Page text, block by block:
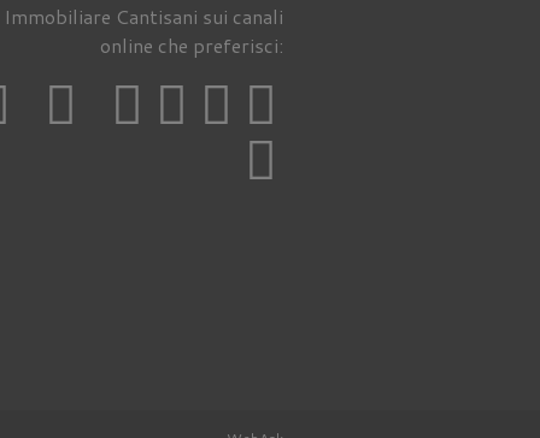
Immobiliare Cantisani sui canali
online che preferisci: